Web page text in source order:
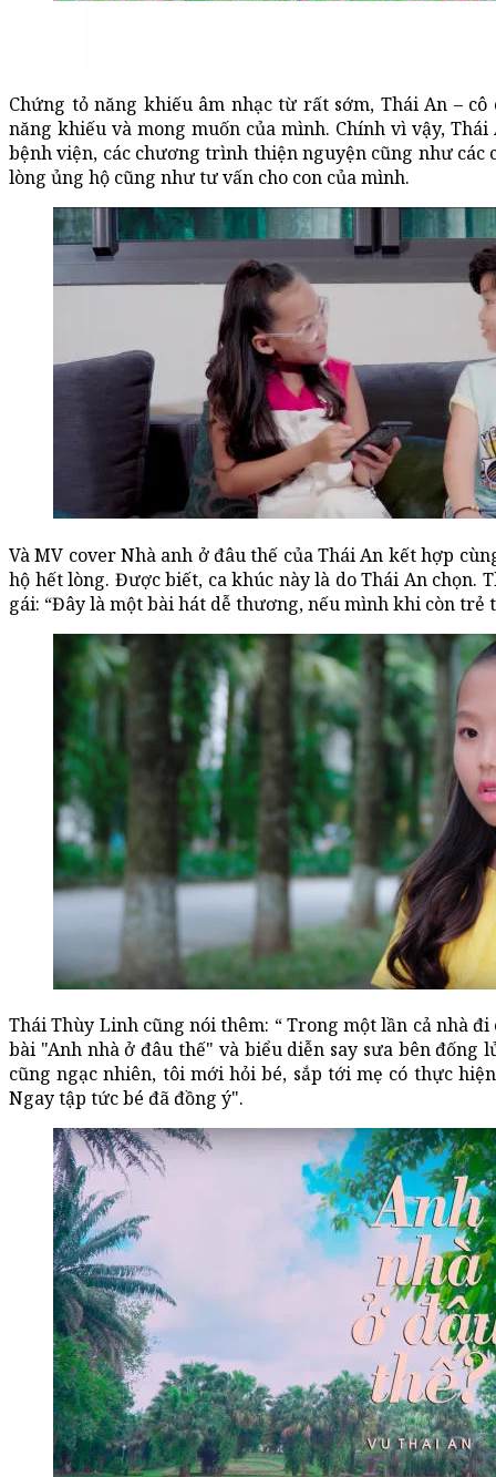
Chứng tỏ năng khiếu âm nhạc từ rất sớm, Thái An –
năng khiếu và mong muốn của mình. Chính vì vậy,
bệnh viện, các chương trình thiện nguyện cũng như
lòng ủng hộ cũng như tư vấn cho con của mình.
Và MV cover Nhà anh ở đâu thế của Thái An kết hợp
hộ hết lòng. Được biết, ca khúc này là do Thái An chọn.
gái: “Đây là một bài hát dễ thương, nếu mình khi còn trẻ
Thái Thùy Linh cũng nói thêm: “ Trong một lần cả nhà
bài "Anh nhà ở đâu thế" và biểu diễn say sưa bên đống
cũng ngạc nhiên, tôi mới hỏi bé, sắp tới mẹ có thực
Ngay tập tức bé đã đồng ý".